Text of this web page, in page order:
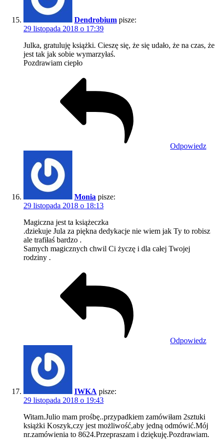
Dendrobium pisze:
29 listopada 2018 o 17:39
Julka, gratuluję książki. Cieszę się, że się udało, że na czas, że
jest tak jak sobie wymarzyłaś.
Pozdrawiam ciepło
Odpowiedz
Monia pisze:
29 listopada 2018 o 18:13
Magiczna jest ta książeczka
.dziekuje Jula za piękna dedykacje nie wiem jak Ty to robisz
ale trafiłaś bardzo .
Samych magicznych chwil Ci życzę i dla całej Twojej
rodziny .
Odpowiedz
IWKA pisze:
29 listopada 2018 o 19:43
Witam.Julio mam prośbę..przypadkiem zamówiłam 2sztuki
książki Koszyk,czy jest możliwość,aby jedną odmówić.Mój
nr.zamówienia to 8624.Przepraszam i dziękuję.Pozdrawiam.